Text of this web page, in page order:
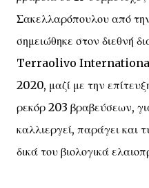
Σακελλαρόπουλου από
σημειώθηκε στον διεθνή
Terraolivo
2020, μαζί με την
ρεκόρ 203 βραβεύσεων,
καλλιεργεί, παράγει και
δικά του βιολογικά